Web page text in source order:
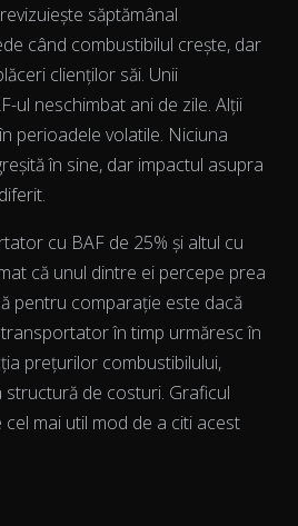
săptămânal
când combustibilul crește, dar
clienților săi. Unii
ul neschimbat ani de zile. Alții
perioadele volatile. Niciuna
în sine, dar impactul asupra
cu BAF de 25% și altul cu
că unul dintre ei percepe prea
pentru comparație este dacă
transportatorîn timp urmăresc în
prețurilor combustibilului,
de costuri. Graficul
mai util mod de a citi acest